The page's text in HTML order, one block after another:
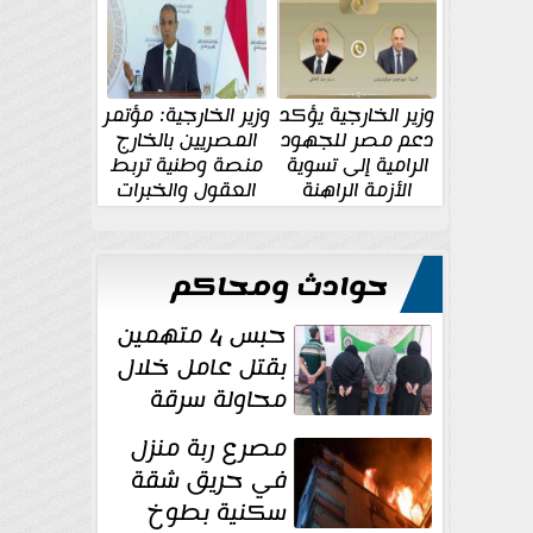
وزير الخارجية يؤكد
دعم مصر للجهود
الرامية إلى تسوية
الأزمة الراهنة
وزير الخارجية: مؤتمر
المصريين بالخارج
منصة وطنية تربط
العقول والخبرات
المصرية بالدولة
حوادث ومحاكم
حبس 4 متهمين
بقتل عامل خلال
محاولة سرقة
دراجة نارية في
المنوفية مصرع ربة منزل
في حريق شقة
سكنية بطوخ